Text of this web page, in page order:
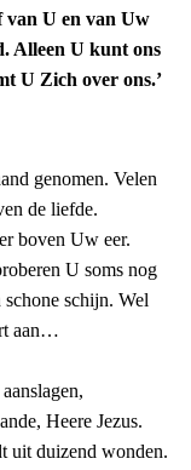
van U en van Uw
Alleen U kunt ons
U Zich over ons.’
genomen. Velen
de liefde.
boven Uw eer.
U soms nog
schone schijn. Wel
aan…
Heere Jezus.
uit duizend wonden.